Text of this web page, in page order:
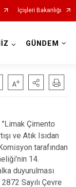
İçişleri Bakanlığı
GÜNDEM
Çimento
ve Atık Isıdan
tarafından
14.
duyurulması
Sayılı Çevre